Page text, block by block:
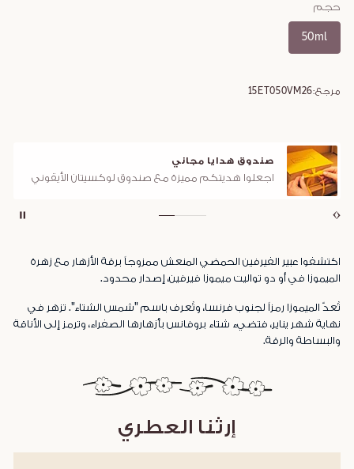
حجم
50ml
مرجع:15ET050VM26
صندوق هدايا مجاني
اجعلوا هديتكم مميزة مع صندوق لوكسيتان الأيقوني
اكتشفوا عبير الفيرفين الحمضي المنعش ممزوجاً برقة الأزهار مع زهرة
الميموزا في أو دو تواليت ميموزا فيرفين، إصدار محدود.
تُعدّ الميموزا رمزاً لجنوب فرنسا، وتُعرف باسم "شمس الشتاء". تزهر في
نهاية شهر يناير، فتضيء شتاء بروفانس بأزهارها الصفراء، وترمز إلى الأناقة
والبساطة والرقة.
إرثنا العطري